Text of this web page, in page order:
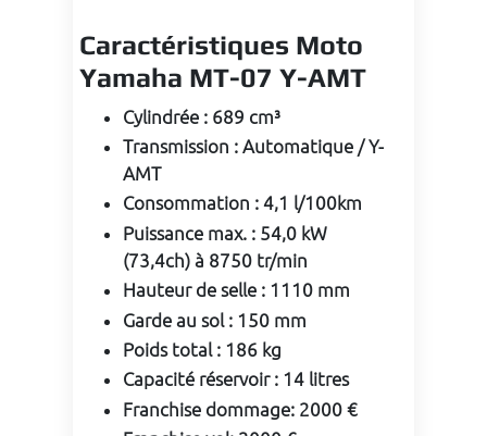
Caractéristiques Moto
Yamaha MT-07 Y-AMT
Cylindrée : 689 cm³
Transmission :Automatique / Y-
AMT
Consommation :4,1 l/100km
Puissance max. : 54,0 kW
(73,4ch) à 8750 tr/min
Hauteur de selle : 1110 mm
Garde au sol : 150 mm
Poids total : 186 kg
Capacité réservoir : 14 litres
Franchise dommage: 2000 €